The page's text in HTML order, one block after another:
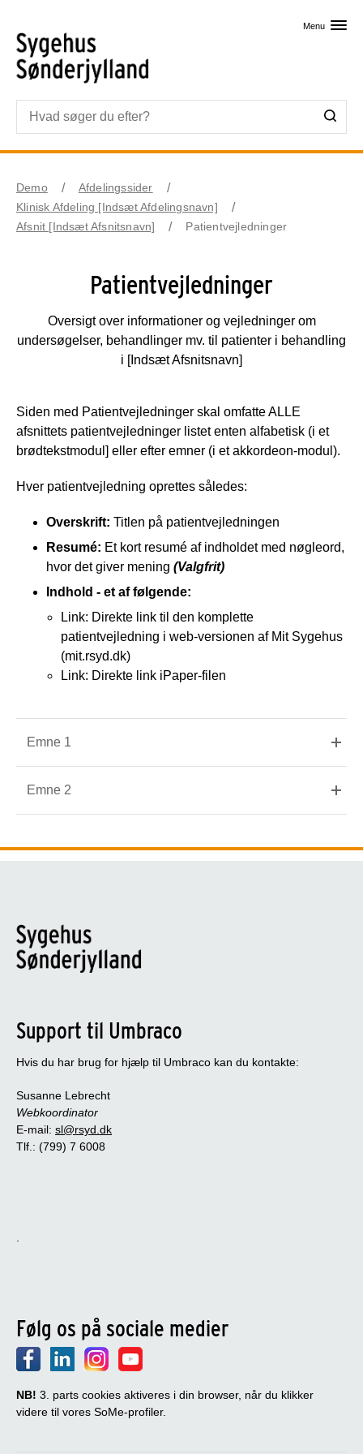
Menu
Demo
Afdelingssider
Klinisk Afdeling [Indsæt Afdelingsnavn]
Afsnit [Indsæt Afsnitsnavn]
Patientvejledninger
Patientvejledninger
Oversigt over informationer og vejledninger om
undersøgelser, behandlinger mv. til patienter i behandling
i [Indsæt Afsnitsnavn]
Siden med Patientvejledninger skal omfatte ALLE
afsnittets patientvejledninger listet enten alfabetisk (i et
brødtekstmodul] eller efter emner (i et akkordeon-modul).
Hver patientvejledning oprettes således:
Overskrift: Titlen på patientvejledningen
Resumé: Et kort resumé af indholdet med nøgleord,
hvor det giver mening (Valgfrit)
Indhold - et af følgende:
Link: Direkte link til den komplette
patientvejledning i web-versionen af Mit Sygehus
(mit.rsyd.dk)
Link: Direkte link iPaper-filen
Emne 1
Emne 2
Support til Umbraco
Hvis du har brug for hjælp til Umbraco kan du kontakte:
Susanne Lebrecht
Webkoordinator
E-mail: sl@rsyd.dk
Tlf.: (799) 7 6008
Følg os på sociale medier
NB! 3. parts cookies aktiveres i din browser, når du klikker
videre til vores SoMe-profiler.